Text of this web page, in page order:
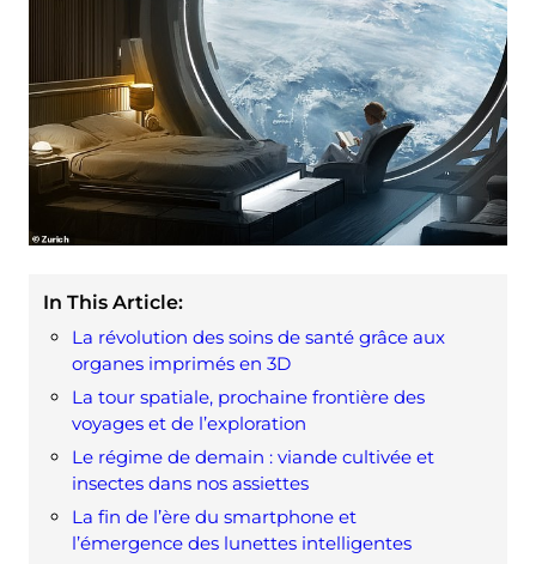
In This Article:
La révolution des soins de santé grâce aux
organes imprimés en 3D
La tour spatiale, prochaine frontière des
voyages et de l’exploration
Le régime de demain : viande cultivée et
insectes dans nos assiettes
La fin de l’ère du smartphone et
l’émergence des lunettes intelligentes